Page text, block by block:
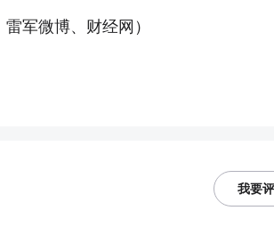
军微博、财经网）
我要